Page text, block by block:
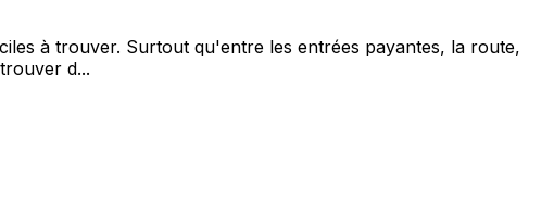
à trouver. Surtout qu'entre les entrées payantes, la route,
d...